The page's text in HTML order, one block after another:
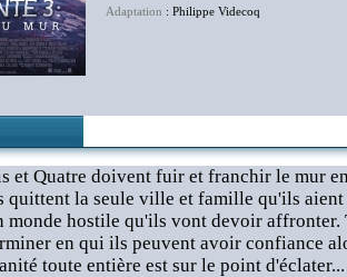
Adaptation : Philippe Videcoq
et Quatre doivent fuir et franchir le mur
quittent la seule ville et famille qu'ils aient
monde hostile qu'ils vont devoir affronter.
en qui ils peuvent avoir confiance
toute entière est sur le point d'éclater...